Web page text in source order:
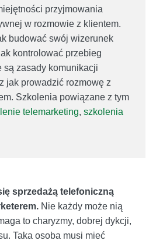
przyjmowania
w rozmowie z klientem.
budować swój wizerunek
kontrolować przebieg
są zasady komunikacji
jak prowadzić rozmowę z
Szkolenia powiązane z tym
telemarketing, szkolenia
sprzedażą telefoniczną
Nie każdy może nią
to charyzmy, dobrej dykcji,
Taka osoba musi mieć